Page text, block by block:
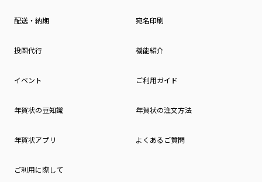
配送・納期 宛名印刷
投函代行 機能紹介
イベント ご利用ガイド
年賀状の豆知識 年賀状の注文方法
年賀状アプリ よくあるご質問
ご利用に際して